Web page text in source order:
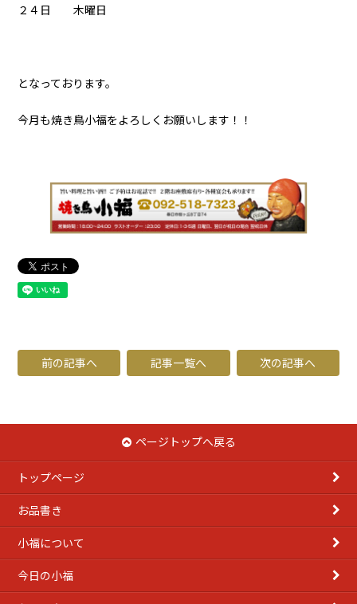
２４日 木曜日
となっております。
今月も焼き鳥小福をよろしくお願いします！！
前の記事へ 記事一覧へ 次の記事へ
ページトップへ戻る
トップページ
お品書き
小福について
今日の小福